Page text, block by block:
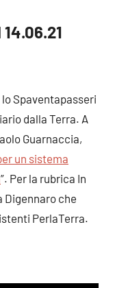
Spaventapasseri
dalla Terra. A
Guarnaccia,
un sistema
”. Per la rubrica In
Digennaro che
PerlaTerra.